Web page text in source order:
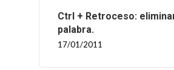
Ctrl + Retroceso:
palabra.
17/01/2011